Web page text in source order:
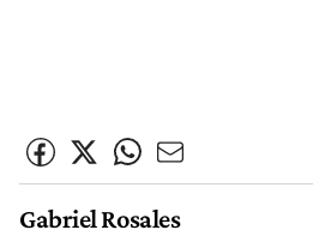
Gabriel Rosales